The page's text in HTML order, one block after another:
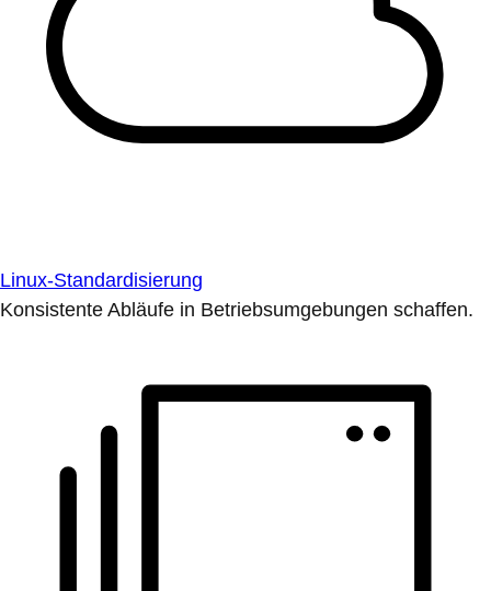
Linux-Standardisierung
Konsistente Abläufe in Betriebsumgebungen schaffen.